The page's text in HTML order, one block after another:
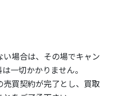
場合は、その場でキャン
一切かかりません。
買契約が完了とし、買取